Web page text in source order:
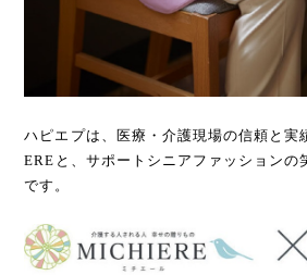
ハピエプは、医療・介護現場の信頼と
EREと、サポートシニアファッションの
です。